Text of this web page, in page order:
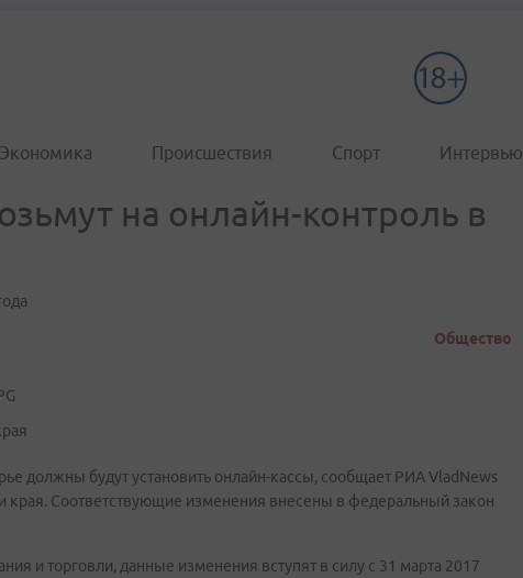
Экономика Происшествия Спорт Интервью
на онлайн-контроль в
Общество
должны будут установить онлайн-кассы, сообщает РИА VladNews
края. Соответствующие изменения внесены в федеральный закон
и торговли, данные изменения вступят в силу с 31 марта 2017